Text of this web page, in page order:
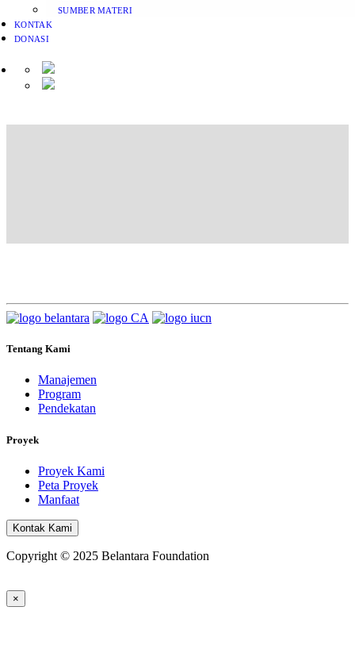
SUMBER MATERI
KONTAK
DONASI
Tentang Kami
Manajemen
Program
Pendekatan
Proyek
Proyek Kami
Peta Proyek
Manfaat
Kontak Kami
Copyright © 2025 Belantara Foundation
×